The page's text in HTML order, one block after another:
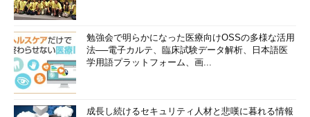
勉強会で明らかになった医療向けOSSの多様な活用
法──電子カルテ、臨床試験データ解析、日本語医
学用語プラットフォーム、画...
成長し続けるセキュリティ人材と悲嘆に暮れる情報